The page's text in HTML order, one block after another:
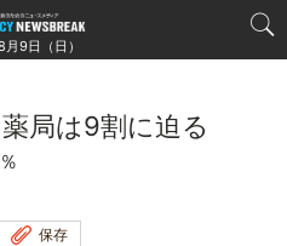
9日（日）
局は9割に迫る
保存